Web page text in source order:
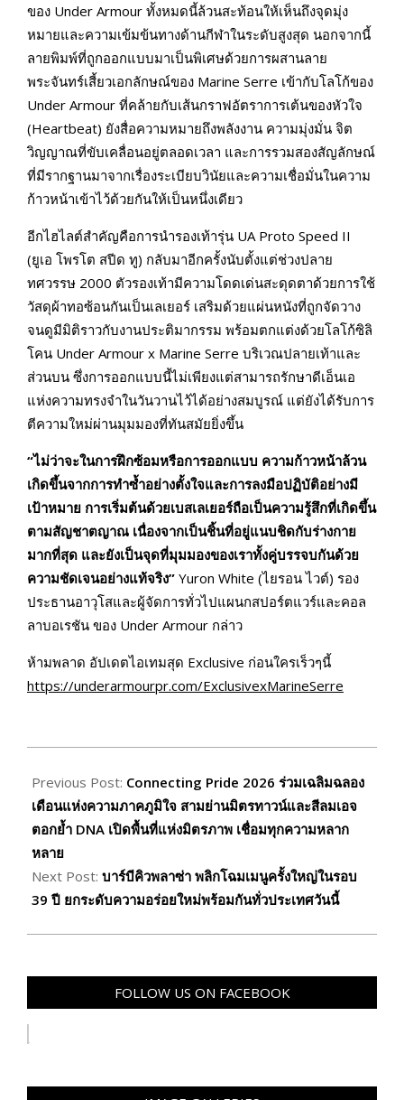
ของ Under Armour ทั้งหมดนี้ล้วนสะท้อนให้เห็นถึงจุดมุ่ง
หมายและความเข้มข้นทางด้านกีฬาในระดับสูงสุด นอกจากนี้
ลายพิมพ์ที่ถูกออกแบบมาเป็นพิเศษด้วยการผสานลาย
พระจันทร์เสี้ยวเอกลักษณ์ของ Marine Serre เข้ากับโลโก้ของ
Under Armour ที่คล้ายกับเส้นกราฟอัตราการเต้นของหัวใจ
(Heartbeat) ยังสื่อความหมายถึงพลังงาน ความมุ่งมั่น จิต
วิญญาณที่ขับเคลื่อนอยู่ตลอดเวลา และการรวมสองสัญลักษณ์
ที่มีรากฐานมาจากเรื่องระเบียบวินัยและความเชื่อมั่นในความ
ก้าวหน้าเข้าไว้ด้วยกันให้เป็นหนึ่งเดียว
อีกไฮไลต์สำคัญคือการนำรองเท้ารุ่น UA Proto Speed II
(ยูเอ โพรโต สปีด ทู) กลับมาอีกครั้งนับตั้งแต่ช่วงปลาย
ทศวรรษ 2000 ตัวรองเท้ามีความโดดเด่นสะดุดตาด้วยการใช้
วัสดุผ้าทอซ้อนกันเป็นเลเยอร์ เสริมด้วยแผ่นหนังที่ถูกจัดวาง
จนดูมีมิติราวกับงานประติมากรรม พร้อมตกแต่งด้วยโลโก้ซิลิ
โคน Under Armour x Marine Serre บริเวณปลายเท้าและ
ส่วนบน ซึ่งการออกแบบนี้ไม่เพียงแต่สามารถรักษาดีเอ็นเอ
แห่งความทรงจำในวันวานไว้ได้อย่างสมบูรณ์ แต่ยังได้รับการ
ตีความใหม่ผ่านมุมมองที่ทันสมัยยิ่งขึ้น
“ไม่ว่าจะในการฝึกซ้อมหรือการออกแบบ ความก้าวหน้าล้วน
เกิดขึ้นจากการทำซ้ำอย่างตั้งใจและการลงมือปฏิบัติอย่างมี
เป้าหมาย การเริ่มต้นด้วยเบสเลเยอร์ถือเป็นความรู้สึกที่เกิดขึ้น
ตามสัญชาตญาณ เนื่องจากเป็นชิ้นที่อยู่แนบชิดกับร่างกาย
มากที่สุด และยังเป็นจุดที่มุมมองของเราทั้งคู่บรรจบกันด้วย
ความชัดเจนอย่างแท้จริง” Yuron White (ไยรอน ไวต์) รอง
ประธานอาวุโสและผู้จัดการทั่วไปแผนกสปอร์ตแวร์และคอล
ลาบอเรชัน ของ Under Armour กล่าว
ห้ามพลาด อัปเดตไอเทมสุด Exclusive ก่อนใครเร็วๆนี้
https://underarmourpr.com/ExclusivexMarineSerre
06-
03
Previous Post: Connecting Pride 2026 ร่วมเฉลิมฉลอง
เดือนแห่งความภาคภูมิใจ สามย่านมิตรทาวน์และสีลมเอจ
ตอกย้ำ DNA เปิดพื้นที่แห่งมิตรภาพ เชื่อมทุกความหลาก
หลาย
Next Post: บาร์บีคิวพลาซ่า พลิกโฉมเมนูครั้งใหญ่ในรอบ
39 ปี ยกระดับความอร่อยใหม่พร้อมกันทั่วประเทศวันนี้
FOLLOW US ON FACEBOOK